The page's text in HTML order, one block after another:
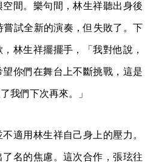
間。樂句間，林生祥聽出身後
嘗試全新的演奏，但失敗了。下
林生祥擺擺手，「我對他說，
你們在舞台上不斷挑戰，這是
我們下次再來。」
適用林生祥自己身上的壓力。
名的焦慮。這次合作，張玹往